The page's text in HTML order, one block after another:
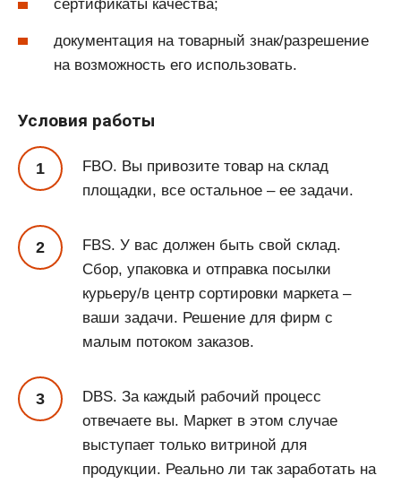
сертификаты качества;
документация на товарный знак/разрешение
на возможность его использовать.
Условия работы
FBO. Вы привозите товар на склад
площадки, все остальное – ее задачи.
FBS. У вас должен быть свой склад.
Сбор, упаковка и отправка посылки
курьеру/в центр сортировки маркета –
ваши задачи. Решение для фирм с
малым потоком заказов.
DBS. За каждый рабочий процесс
отвечаете вы. Маркет в этом случае
выступает только витриной для
продукции. Реально ли так заработать на